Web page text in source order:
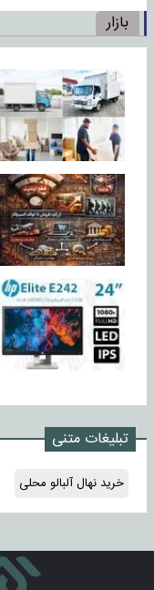
بازار
تبلیغات متنی
خرید نهال آلبالو محلی